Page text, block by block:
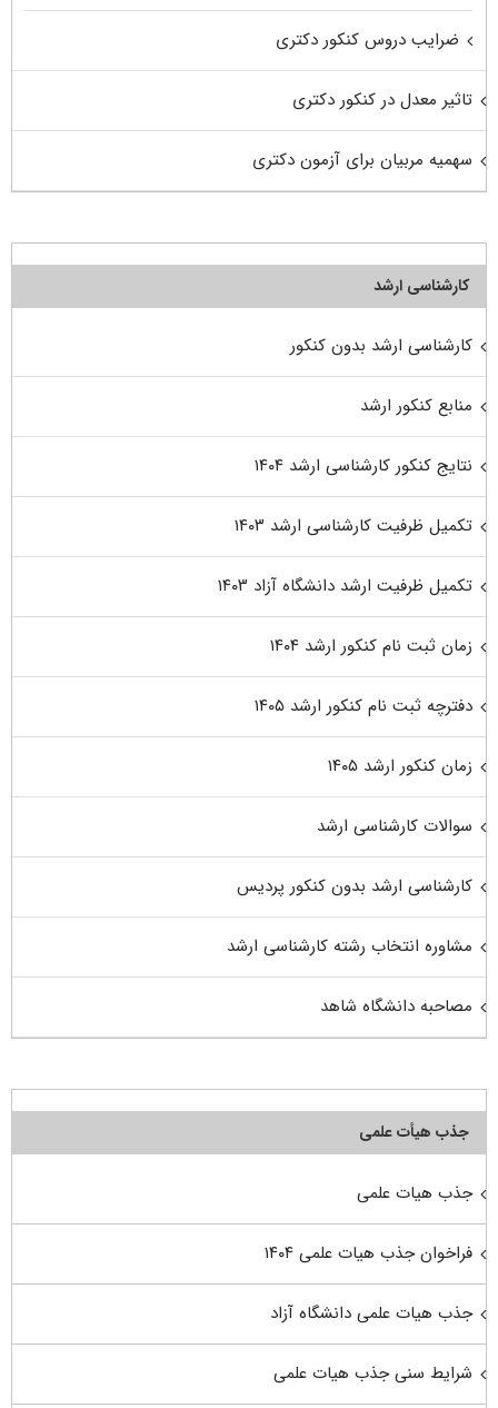
ضرایب دروس کنکور دکتری
تاثیر معدل در کنکور دکتری
سهمیه مربیان برای آزمون دکتری
کارشناسی ارشد
کارشناسی ارشد بدون کنکور
منابع کنکور ارشد
نتایج کنکور کارشناسی ارشد ۱۴۰۴
تکمیل ظرفیت کارشناسی ارشد ۱۴۰۳
تکمیل ظرفیت ارشد دانشگاه آزاد ۱۴۰۳
زمان ثبت نام کنکور ارشد ۱۴۰۴
دفترچه ثبت نام کنکور ارشد ۱۴۰۵
زمان کنکور ارشد ۱۴۰۵
سوالات کارشناسی ارشد
کارشناسی ارشد بدون کنکور پردیس
مشاوره انتخاب رشته کارشناسی ارشد
مصاحبه دانشگاه شاهد
جذب هیأت علمی
جذب هیات علمی
فراخوان جذب هیات علمی ۱۴۰۴
جذب هیات علمی دانشگاه آزاد
شرایط سنی جذب هیات علمی